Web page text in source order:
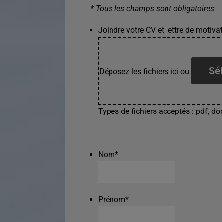
* Tous les champs sont obligatoires
Joindre votre CV et lettre de
Déposez les fichiers ici ou
Types de fichiers acceptés : pdf,
Nom*
Prénom*